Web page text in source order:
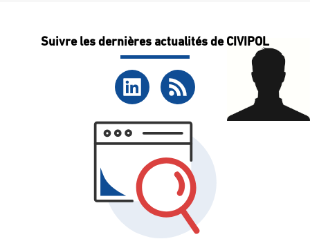
Suivre les dernières actualités de CIVIPOL